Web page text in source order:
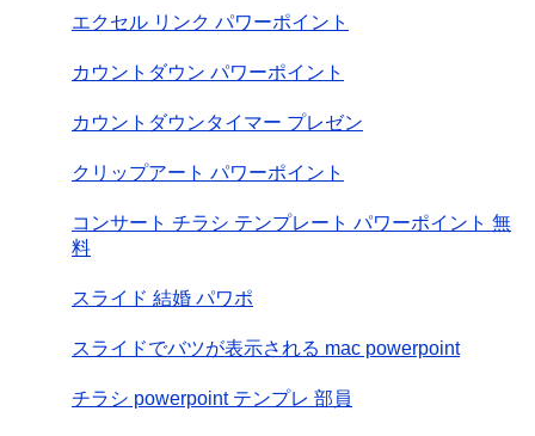
エクセル リンク パワーポイント
カウントダウン パワーポイント
カウントダウンタイマー プレゼン
クリップアート パワーポイント
コンサート チラシ テンプレート パワーポイント 無
料
スライド 結婚 パワポ
スライドでバツが表示される mac powerpoint
チラシ powerpoint テンプレ 部員